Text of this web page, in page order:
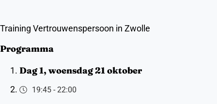
Training Vertrouwenspersoon in Zwolle
Programma
Dag 1, woensdag 21 oktober
19:45 -22:00